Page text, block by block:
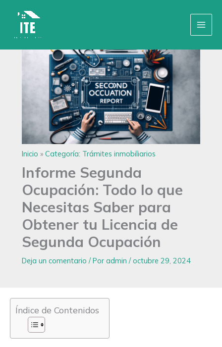
Inicio » Categoría: Trámites inmobiliarios
Informe Segunda
Ocupación: Todo lo que
Necesitas Saber para
Obtener tu Licencia de
Segunda Ocupación
Deja un comentario / Por admin /octubre 29, 2024
Índice de Contenidos